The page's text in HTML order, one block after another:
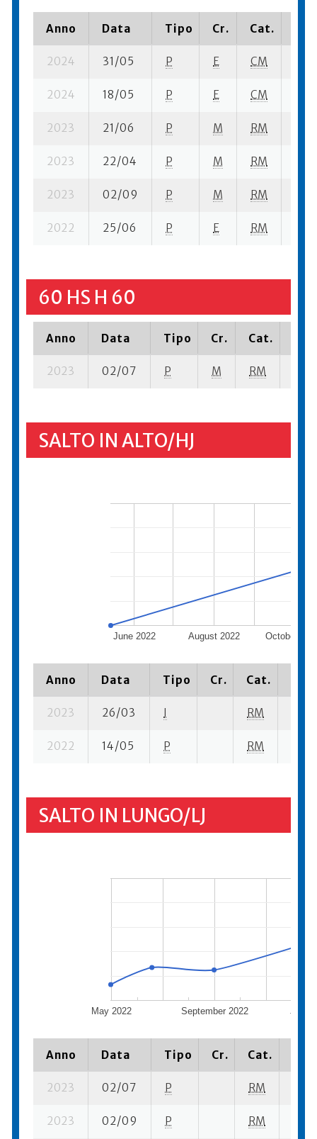
Anno Data Tipo Cr. Cat.
2024 31/05 P E CM
2024 18/05 P E CM
2023 21/06 P M RM
2023 22/04 P M RM
2023 02/09 P M RM
2022 25/06 P E RM
60 HS H 60
Anno Data Tipo Cr. Cat.
2023 02/07 P M RM
SALTO IN ALTO/HJ
June 2022 August 2022 October
Anno Data Tipo Cr. Cat.
2023 26/03 I RM
2022 14/05 P RM
SALTO IN LUNGO/LJ
May 2022 September 2022
Anno Data Tipo Cr. Cat.
2023 02/07 P RM
2023 02/09 P RM